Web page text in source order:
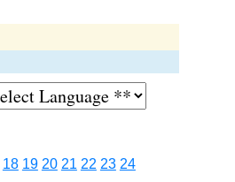
18 19 20 21 22 23 24